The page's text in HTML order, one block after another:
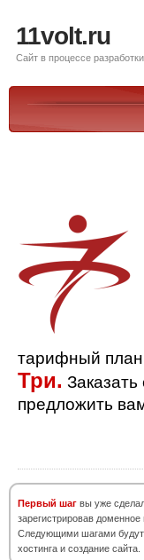
11volt.ru
Сайт в процессе разработки
тарифный план
Три.
предложить
Первый шаг вы уже
зарегистрировав доменное
Следующими шагами будут
хостинга и создание сайта.